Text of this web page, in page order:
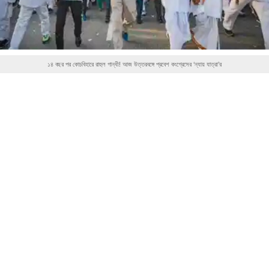
১৪ বছর পর কোচবিহারে রাহুল গান্ধী! আজ উত্তরবঙ্গে প্রবেশ কংগ্রেসের ‘ন্যায় যাত্রা’র